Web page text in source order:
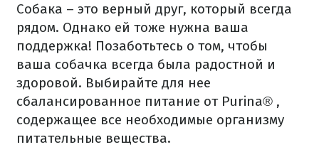
Собака – это верный друг, который всегда
рядом. Однако ей тоже нужна ваша
поддержка! Позаботьтесь о том, чтобы
ваша собачка всегда была радостной и
здоровой. Выбирайте для нее
сбалансированное питание от Purina® ,
содержащее все необходимые организму
питательные вещества.